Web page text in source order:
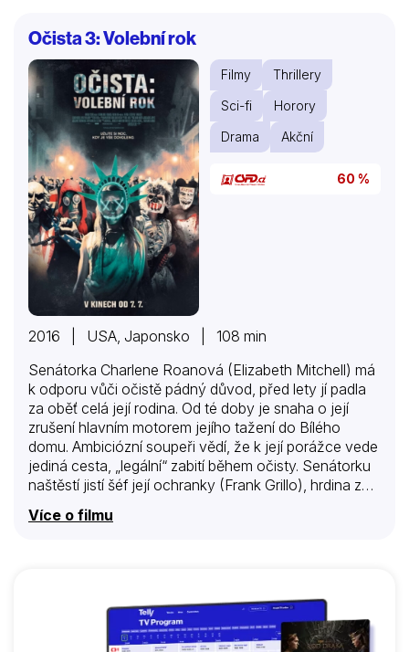
Očista 3: Volební rok
Filmy
Thrillery
Sci-fi
Horory
Drama
Akční
60 %
2016 | USA, Japonsko | 108 min
Senátorka Charlene Roanová (Elizabeth Mitchell) má
k odporu vůči očistě pádný důvod, před lety jí padla
za oběť celá její rodina. Od té doby je snaha o její
zrušení hlavním motorem jejího tažení do Bílého
domu. Ambiciózní soupeři vědí, že k její porážce vede
jediná cesta, „legální“ zabití během očisty. Senátorku
naštěstí jistí šéf její ochranky (Frank Grillo), hrdina z
běsnění už taky pěkně leze krkem. Teď už je ale čas
tuhle noc nepřežila? Asi byste se divili, alarmy
ohlašující začátek očisty ještě nedozněly a už musí
Roanová jen se svým strážcem po…
Více o filmu